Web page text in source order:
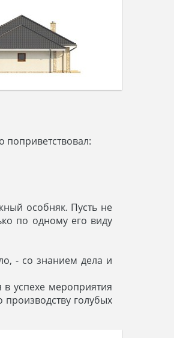
поприветствовал:
особняк. Пусть не
по одному его виду
- со знанием дела и
успехе мероприятия
голубых